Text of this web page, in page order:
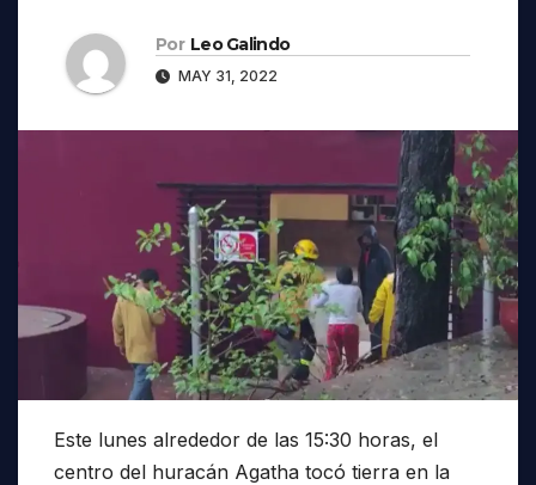
Por Leo Galindo
MAY 31, 2022
Este lunes alrededor de las 15:30 horas, el
centro del huracán Agatha tocó tierra en la